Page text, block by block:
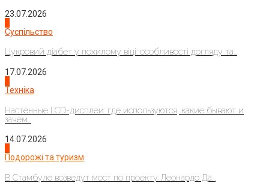
23.07.2026
Суспільство
Цукровий діабет у похилому віці: особливості догляду та...
17.07.2026
Техніка
Настенные LCD-дисплеи: где используются, какие бывают и
зачем...
14.07.2026
Подорожі та туризм
В Стамбуле возведут мост по проекту Леонардо Да...